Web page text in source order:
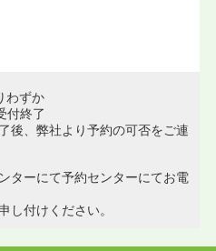
わずか
付終了
後、弊社より予約の可否をご連
ターにて予約センターにてお電
し付けください。